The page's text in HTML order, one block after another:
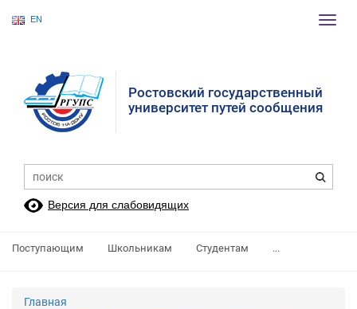
EN
Ростовский государственный
университет путей сообщения
Версия для слабовидящих
Поступающим Школьникам Студентам ...
Главная